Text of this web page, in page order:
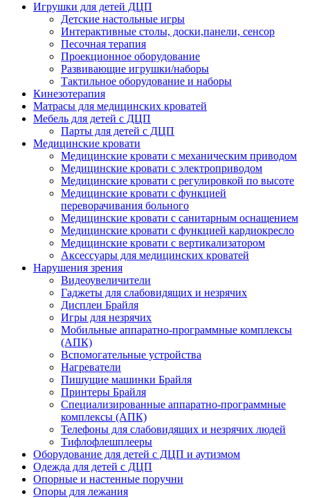
Игрушки для детей ДЦП
Детские настольные игры
Интерактивные столы, доски,панели, сенсор
Песочная терапия
Проекционное оборудование
Развивающие игрушки/наборы
Тактильное оборудование и наборы
Кинезотерапия
Матрасы для медицинских кроватей
Мебель для детей с ДЦП
Парты для детей с ДЦП
Медицинские кровати
Медицинские кровати с механическим приводом
Медицинские кровати с электроприводом
Медицинские кровати с регулировкой по высоте
Медицинские кровати с функцией
переворачивания больного
Медицинские кровати с санитарным оснащением
Медицинские кровати с функцией кардиокресло
Медицинские кровати с вертикализатором
Аксессуары для медицинских кроватей
Нарушения зрения
Видеоувеличители
Гаджеты для слабовидящих и незрячих
Дисплеи Брайля
Игры для незрячих
Мобильные аппаратно-программные комплексы
(АПК)
Вспомогательные устройства
Нагреватели
Пишущие машинки Брайля
Принтеры Брайля
Специализированные аппаратно-программные
комплексы (АПК)
Телефоны для слабовидящих и незрячих людей
Тифлофлешплееры
Оборудование для детей с ДЦП и аутизмом
Одежда для детей с ДЦП
Опорные и настенные поручни
Опоры для лежания